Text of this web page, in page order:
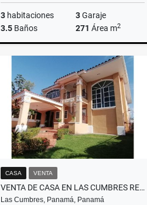
3 habitaciones 3Garaje
3.5 Baños 271 Área m2
US$1,100,000
Alquiler
US$6,000
CASA VENTA
VENTA DE CASA EN LAS CUMBRES REMODELADA
Las Cumbres, Panamá, Panamá